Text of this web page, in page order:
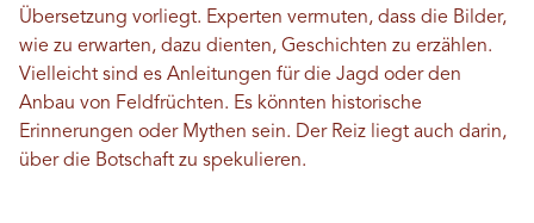
Übersetzung vorliegt. Experten vermuten, dass die Bilder,
wie zu erwarten, dazu dienten, Geschichten zu erzählen.
Vielleicht sind es Anleitungen für die Jagd oder den
Anbau von Feldfrüchten. Es könnten historische
Erinnerungen oder Mythen sein. Der Reiz liegt auch darin,
über die Botschaft zu spekulieren.